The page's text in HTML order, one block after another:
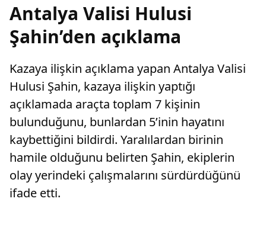
Antalya Valisi Hulusi
Şahin’den açıklama
Kazaya ilişkin açıklama yapan Antalya Valisi
Hulusi Şahin, kazaya ilişkin yaptığı
açıklamada araçta toplam 7 kişinin
bulunduğunu, bunlardan 5’inin hayatını
kaybettiğini bildirdi. Yaralılardan birinin
hamile olduğunu belirten Şahin, ekiplerin
olay yerindeki çalışmalarını sürdürdüğünü
ifade etti.